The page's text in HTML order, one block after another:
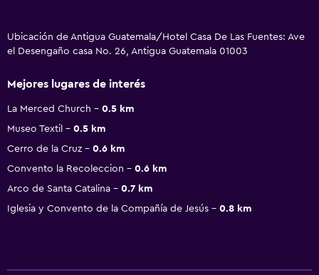
Ubicación de Antigua Guatemala/Hotel Casa De Las Fuentes: Ave
el Desengaño casa No. 26, Antigua Guatemala 01003
Mejores lugares de interés
La Merced Church
0.5 km
Museo Textil
0.5 km
Cerro de la Cruz
0.6 km
Convento la Recoleccion
0.6 km
Arco de Santa Catalina
0.7 km
Iglesia y Convento de la Compañía de Jesús
0.8 km